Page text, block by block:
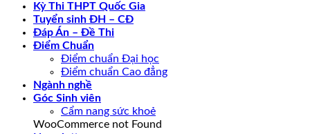
Kỳ Thi THPT Quốc Gia
Tuyển sinh ĐH – CĐ
Đáp Án – Đề Thi
Điểm Chuẩn
Điểm chuẩn Đại học
Điểm chuẩn Cao đẳng
Ngành nghề
Góc Sinh viên
Cẩm nang sức khoẻ
WooCommerce not Found